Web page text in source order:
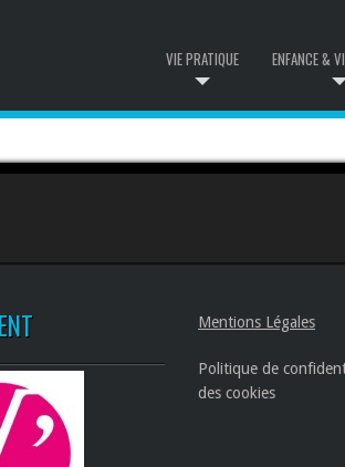
ENFANCE &
VIE PRATIQUE
Mentions Légales
Politique de
des cookies